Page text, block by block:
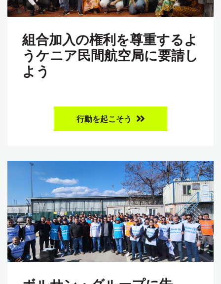
組合加入の権利を尊重するよ
うケニア民間航空局に要請し
よう
行動を起こそう